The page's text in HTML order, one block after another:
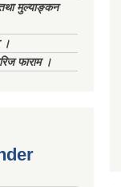
मुल्याङ्कन
।
फाराम ।